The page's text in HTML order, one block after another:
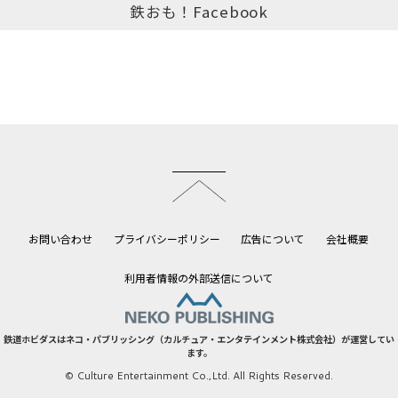
鉄おも！Facebook
お問い合わせ プライバシーポリシー 広告について 会社概要
利用者情報の外部送信について
鉄道ホビダスはネコ・パブリッシング（カルチュア・エンタテインメント株式会社）が運営してい
ます。
© Culture Entertainment Co.,Ltd. All Rights Reserved.